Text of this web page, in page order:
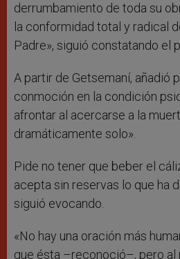
derrumbamiento de toda su
la conformidad total y radical
Padre», siguió constatando el
A partir de Getsemaní, añadió
conmoción en la condición
afrontar al acercarse a la
dramáticamente solo».
Pide no tener que beber el
acepta sin reservas lo que ha
siguió evocando.
«No hay una oración más
que ésta –reconoció–, pero al